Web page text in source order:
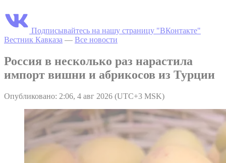
Подписывайтесь на нашу страницу "ВКонтакте"
Вестник Кавказа — Все новости
Россия в несколько раз нарастила
импорт вишни и абрикосов из Турции
Опубликовано: 2:06, 4 авг 2026 (UTC+3 MSK)